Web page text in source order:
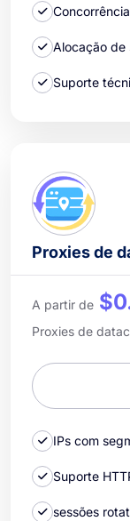
Alocação de
Suporte
Proxies de
A partir de
Proxies de
IPs com
Suporte
sessões